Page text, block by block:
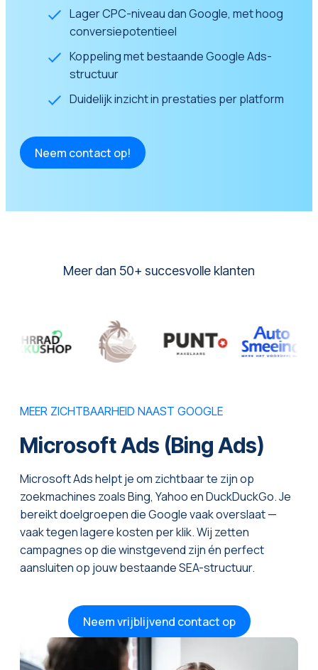
Lager CPC-niveau dan Google, met hoog
conversiepotentieel
Koppeling met bestaande Google Ads-
structuur
Duidelijk inzicht in prestaties per platform
Neem contact op!
Meer dan 50+ succesvolle klanten
MEER ZICHTBAARHEID NAAST GOOGLE
Microsoft Ads (Bing Ads)
Microsoft Ads helpt je om zichtbaar te zijn op
zoekmachines zoals Bing, Yahoo en DuckDuckGo. Je
bereikt doelgroepen die Google vaak overslaat —
vaak tegen lagere kosten per klik. Wij zetten
campagnes op die winstgevend zijn én perfect
aansluiten op jouw bestaande SEA-structuur.
Neem vrijblijvend contact op